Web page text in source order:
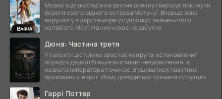
Моана відгукується на заклик океану і вирішує покинути
береги свого рідного острова Мотунуї. Вперше вона
вирушає у відкрите море у супроводі знаменитого
напівбога Мауї. На них чекає незабутня
Дюна: Частина третя
У галактиці стрімко зростає напруга: встановлений
порядок дедалі більше викликає невдоволення, а
навколо імператора починає згущуватися павутина
прихованих інтриг. Йому доводиться тримати ситуацію
Гаррі Поттер